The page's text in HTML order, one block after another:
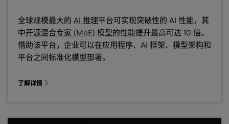
全球规模最大的 AI 推理平台可实现突破性的 AI 性能，其
中开源混合专家 (MoE) 模型的性能提升最高可达 10 倍。
借助该平台，企业可以在应用程序、AI 框架、模型架构和
平台之间标准化模型部署。
了解详情